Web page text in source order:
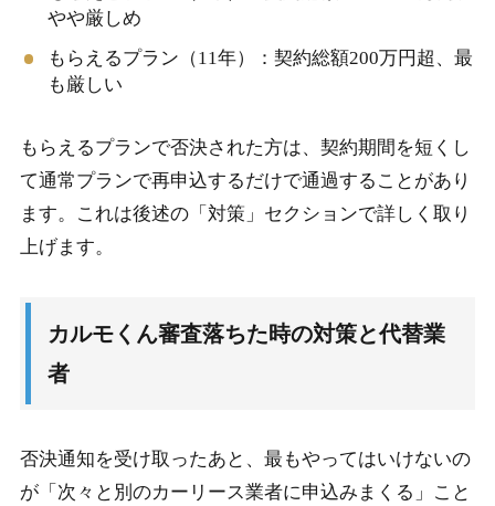
やや厳しめ
もらえるプラン（11年）：契約総額200万円超、最
も厳しい
もらえるプランで否決された方は、契約期間を短くし
て通常プランで再申込するだけで通過することがあり
ます。これは後述の「対策」セクションで詳しく取り
上げます。
カルモくん審査落ちた時の対策と代替業
者
否決通知を受け取ったあと、最もやってはいけないの
が「次々と別のカーリース業者に申込みまくる」こと